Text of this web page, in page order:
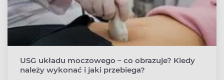
USG układu moczowego – co obrazuje? Kiedy
należy wykonać i jaki przebiega?